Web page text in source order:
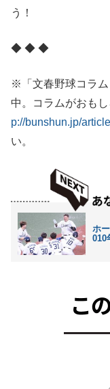
う！
◆ ◆ ◆
※「文春野球コラ
中。コラムがおも
p://bunshun.jp/
い。
ホ
010